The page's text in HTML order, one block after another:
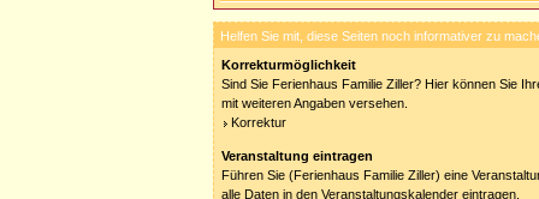
Helfen Sie mit, diese Seiten noch informativer zu
Korrekturmöglichkeit
Sind Sie Ferienhaus Familie Ziller? Hier können Sie
mit weiteren Angaben versehen.
Korrektur
Veranstaltung eintragen
Führen Sie (Ferienhaus Familie Ziller) eine
alle Daten in den Veranstaltungskalender eintragen.